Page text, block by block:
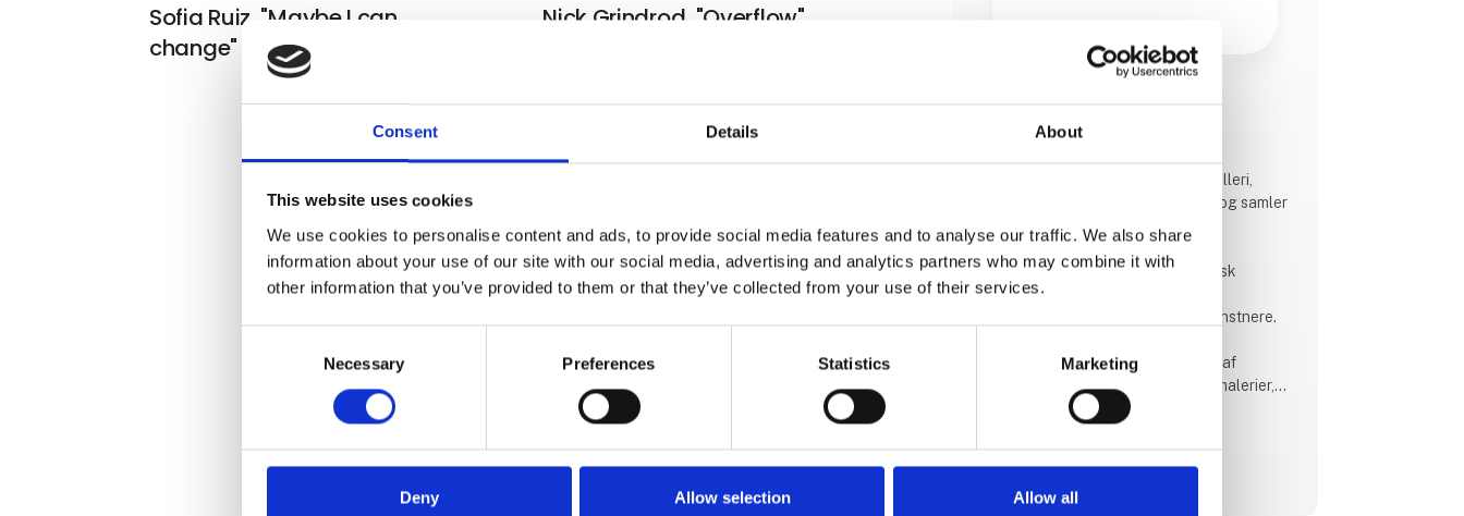
Consent Details About
This website uses cookies
We use cookies to personalise content and ads, to provide social media features and to analyse our traffic. We also share
information about your use of our site with our social media, advertising and analytics partners who may combine it with
other information that you’ve provided to them or that they’ve collected from your use of their services.
Necessary Preferences Statistics Marketing
Deny Allow selection Allow all
Sofia Ruiz, "Maybe I can
change"
Nick Grindrod, "Overflow"
Produktet er tilføjet af:
SPACE / 宇宙
SPACE / 宇宙 er et nutidigt kunstgalleri,
etableret i 2022 af kunstentusiast og samler
Ronald Hofman.
Vi er stolte af at fremvise en eklektisk
blanding af dansk og international
nutidskunst skabt af etablerede kunstnere.
Vores passion ligger i kurateringen af
forskelligartede værker, herunder malerier,
skulpturer, tegninger og fængslende mixed-
gruppeudstillinger, samt er vi vært for private
Se profil